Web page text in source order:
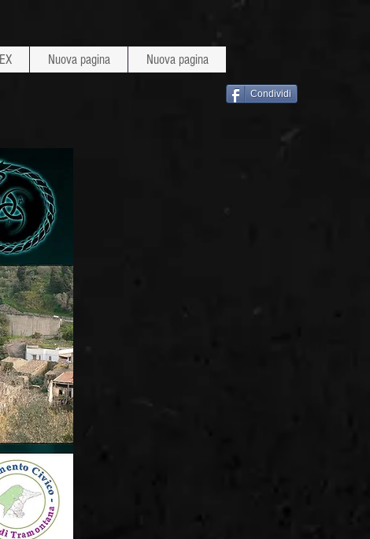
Nuova pagina Nuova pagina
Condividi